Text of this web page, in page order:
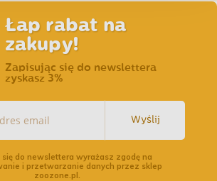
Łap rabat na
zakupy!
Zapisując się do newslettera
zyskasz 3%
Wyślij
się do newslettera wyrażasz zgodę na
i przetwarzanie danych przez sklep
zoozone.pl.